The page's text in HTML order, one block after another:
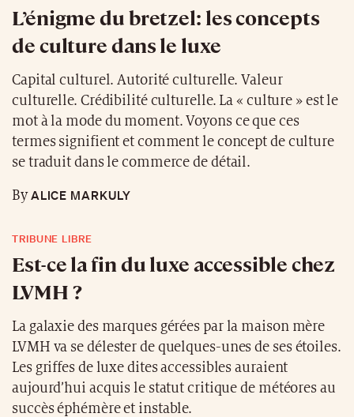
L’énigme du bretzel: les concepts
de culture dans le luxe
Capital culturel. Autorité culturelle. Valeur
culturelle. Crédibilité culturelle. La « culture » est le
mot à la mode du moment. Voyons ce que ces
termes signifient et comment le concept de culture
se traduit dans le commerce de détail.
ByALICE MARKULY
TRIBUNE LIBRE
Est-ce la fin du luxe accessible chez
LVMH ?
La galaxie des marques gérées par la maison mère
LVMH va se délester de quelques-unes de ses étoiles.
Les griffes de luxe dites accessibles auraient
aujourd’hui acquis le statut critique de météores au
succès éphémère et instable.